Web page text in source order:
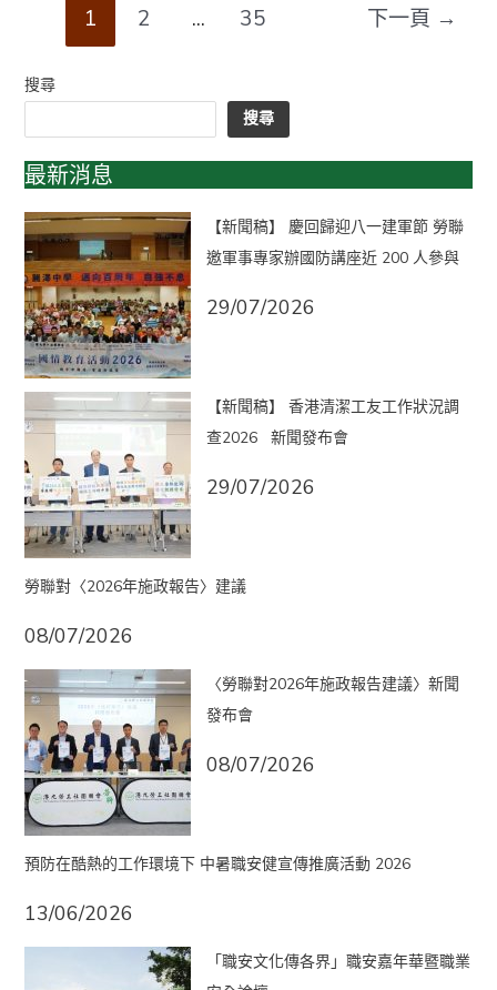
1 2 ... 35 下一頁 →
搜尋
搜尋
最新消息
【新聞稿】 慶回歸迎八一建軍節 勞聯
邀軍事專家辦國防講座近 200 人參與
29/07/2026
【新聞稿】 香港清潔工友工作狀況調
查2026 新聞發布會
29/07/2026
勞聯對〈2026年施政報告〉建議
08/07/2026
〈勞聯對2026年施政報告建議〉新聞
發布會
08/07/2026
預防在酷熱的工作環境下 中暑職安健宣傳推廣活動 2026
13/06/2026
「職安文化傳各界」職安嘉年華暨職業